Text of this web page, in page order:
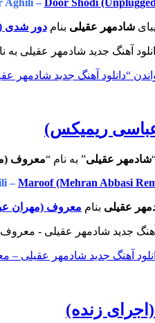
شادمهر عقیلی بنامدور شدی
“دانلود آهنگ جدید شادمهر
ریمیکس)
شادمهر عقیلی” به نام “معروف
– Maroof (Mehran Abbasi
عقیلی بنام معروف (مهران
آهنگ جدید شادمهر عقیلی
زنده)